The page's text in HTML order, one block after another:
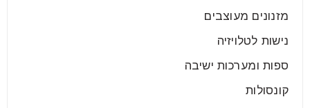
הםמזנונים מעוצבים
נישות לטלויזיה
ספות ומערכות ישיבה
קונסולות